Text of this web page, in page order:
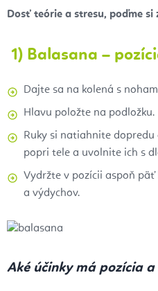
Dosť teórie a stresu, poďme si
1) Balasana –
Dajte sa na kolená s
Hlavu položte na podložku.
Ruky si natiahnite
popri tele a uvolnite ich s
Vydržte v pozícii aspoň
a výdychov.
Aké účinky má pozícia